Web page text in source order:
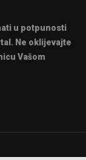
u potpunosti
Ne oklijevajte
Vašom